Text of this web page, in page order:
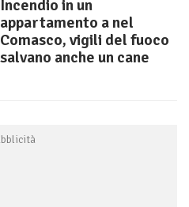
Incendio in un
appartamento a nel
Comasco, vigili del fuoco
salvano anche un cane